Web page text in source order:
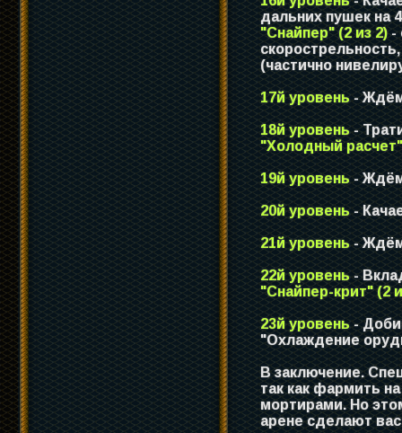
дальних пушек на
"Снайпер" (2 из 2)-
(частично
17й уровень-
18й уровень-
"Холодный расчет"
19й уровень -
20й уровень-
21й уровень-
22й уровень-
"Снайпер-крит" (2
23й уровень-
"Охлаждение
В заключение.
так как фармить
мортирами. Но
арене сделают